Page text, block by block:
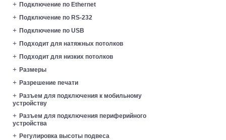
Подключение по Ethernet
Подключение по RS-232
Подключение по USB
Подходит для натяжных потолков
Подходит для низких потолков
Размеры
Разрешение печати
Разъем для подключения к мобильному
устройству
Разъем для подключения периферийного
устройства
Регулировка высоты подвеса